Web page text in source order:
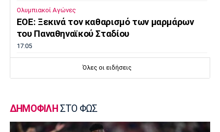
Ολυμπιακοί Αγώνες
EOE: Ξεκινά τον καθαρισμό των μαρμάρων
του Παναθηναϊκού Σταδίου
17:05
Φεύγουν οι αδειούχοι του Αυγούστου
Oλυμπιακός: Αμετακίνητος στα 3 εκατ. ευρώ
για τον Γουόκαπ, από την Ντουμπάι!
Όλες οι ειδήσεις
ΔΗΜΟΦΙΛΗ ΣΤΟ ΦΩΣ